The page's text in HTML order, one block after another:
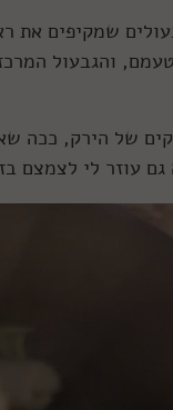
שמקיפים את
והגבעול
של הירק, ככה
עוזר לי לצמצם